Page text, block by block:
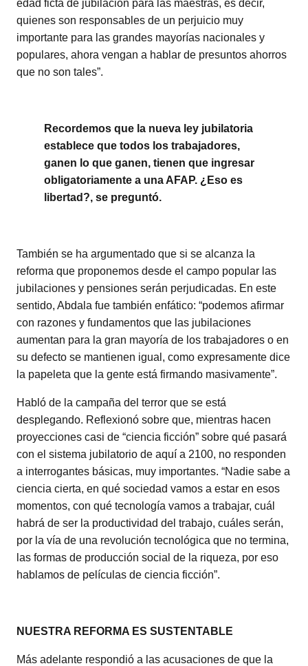
edad ficta de jubilación para las maestras, es decir,
quienes son responsables de un perjuicio muy
importante para las grandes mayorías nacionales y
populares, ahora vengan a hablar de presuntos ahorros
que no son tales”.
Recordemos que la nueva ley jubilatoria
establece que todos los trabajadores,
ganen lo que ganen, tienen que ingresar
obligatoriamente a una AFAP. ¿Eso es
libertad?, se preguntó.
También se ha argumentado que si se alcanza la
reforma que proponemos desde el campo popular las
jubilaciones y pensiones serán perjudicadas. En este
sentido, Abdala fue también enfático: “podemos afirmar
con razones y fundamentos que las jubilaciones
aumentan para la gran mayoría de los trabajadores o en
su defecto se mantienen igual, como expresamente dice
la papeleta que la gente está firmando masivamente”.
Habló de la campaña del terror que se está
desplegando. Reflexionó sobre que, mientras hacen
proyecciones casi de “ciencia ficción” sobre qué pasará
con el sistema jubilatorio de aquí a 2100, no responden
a interrogantes básicas, muy importantes. “Nadie sabe a
ciencia cierta, en qué sociedad vamos a estar en esos
momentos, con qué tecnología vamos a trabajar, cuál
habrá de ser la productividad del trabajo, cuáles serán,
por la vía de una revolución tecnológica que no termina,
las formas de producción social de la riqueza, por eso
hablamos de películas de ciencia ficción”.
NUESTRA REFORMA ES SUSTENTABLE
Más adelante respondió a las acusaciones de que la